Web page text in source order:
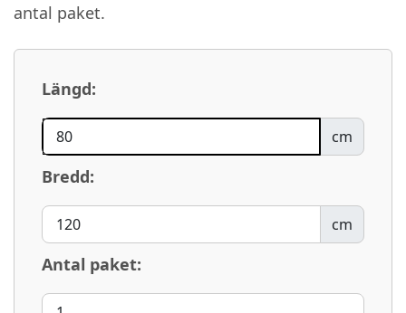
antal paket.
Längd:
cm
Bredd:
cm
Antal paket: